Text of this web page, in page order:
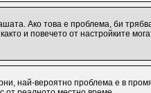
Ако това е проблема, би
и повечето от настройките
най-вероятно проблема е в